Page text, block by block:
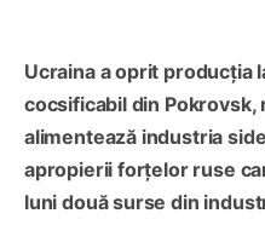
Ucraina a oprit producția
cocsificabil din
alimentează industria
apropierii forțelor ruse
luni două surse din